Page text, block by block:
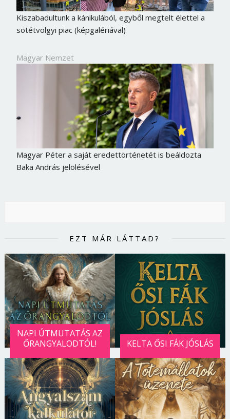
Kiszabadultunk a kánikulából, egyből megtelt élettel a
sötétvölgyi piac (képgalériával)
Magyar Nemzet
Magyar Péter a saját eredettörténetét is beáldozta
Baka András jelölésével
EZT MÁR LÁTTAD?
NAPI ÚTMUTATÁS AZ
ŐRANGYALODTÓL!
KELTA ŐSI FÁK JÓSLÁS